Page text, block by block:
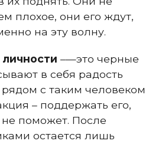
плохое, они его ждут,
на эту волну.
–—это черные
в себя радость
рядом с таким человеком
– поддержать его,
поможет. После
остается лишь